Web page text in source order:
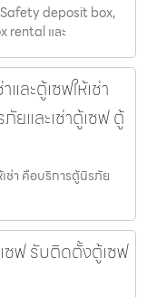
deposit box,
rental และ
ละตู้เซฟให้เช่า
ยและเช่าตู้เซฟ ตู้
เช่า คือบริการตู้นิรภัย
ซฟ รับติดตั้งตู้เซฟ